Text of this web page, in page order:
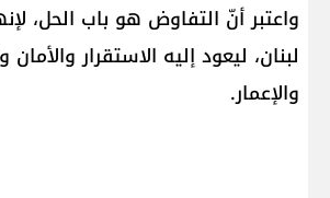
واعتبر أنّ التفاوض هو باب الحل،
لبنان، ليعود إليه الاستقرار والأمان
والإعمار.